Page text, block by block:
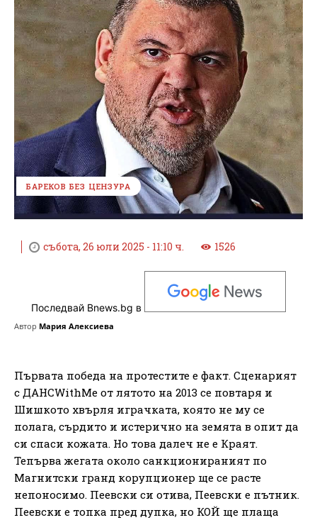
БАРЕКОВ БЕЗ ЦЕНЗУРА
събота, 26 юли 2025 - 11:10 ч. 1526
Последвай Bnews.bg в
Автор Мария Алексиева
Първата победа на протестите е факт. Сценарият
с ДАНСWithMe от лятото на 2013 се повтаря и
Шишкото хвърля играчката, която не му се
полага, сърдито и истерично на земята в опит да
си спаси кожата. Но това далеч не е Краят.
Тепърва жегата около санкционираният по
Магнитски гранд корупционер ще се расте
непоносимо. Пеевски си отива, Пеевски е пътник.
Пеевски е топка пред дупка, но КОЙ ще плаща